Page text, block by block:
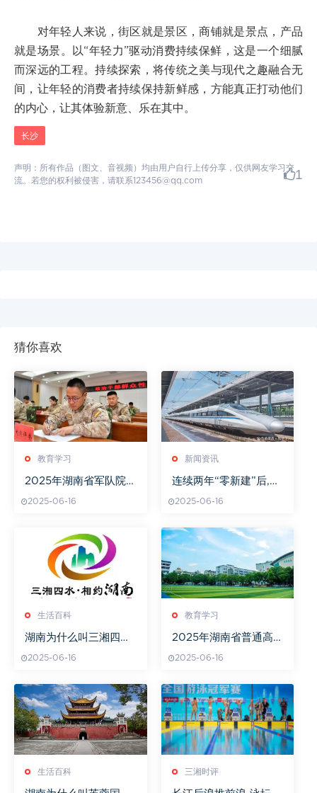
对年轻人来说，街区就是景区，商铺就是景点，产品
就是场景。以“年轻力”驱动消费持续保鲜，这是一个细腻
而深远的工程。持续探索，将传统之美与现代之趣融合无
间，让年轻的消费者持续保持新鲜感，方能真正打动他们
的内心，让其体验新意、乐在其中。
长沙
声明：所有作品（图文、音视频）均由用户自行上传分享，仅供网友学习交
流。若您的权利被侵害，请联系123456@qq.com
1
猜你喜欢
教育学习
2025年湖南省军队院
工作（6月15日至7月5
2025-06-16
新闻资讯
连续两年“零新建”后,湖
式”增长?
2025-06-16
生活百科
湖南为什么叫三湘四水
2025-06-16
教育学习
2025年湖南省普通高
圆满结束
2025-06-16
生活百科 三湘时评